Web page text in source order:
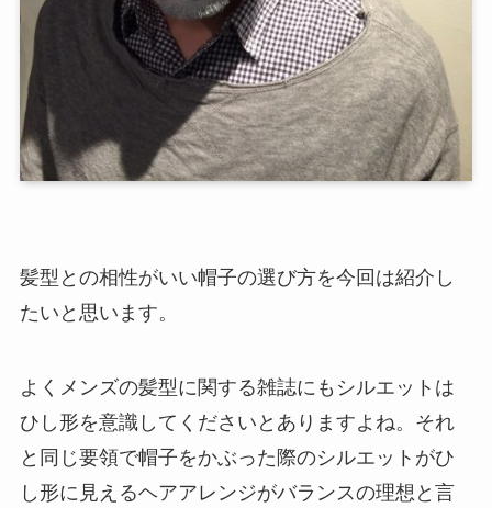
髪型との相性がいい帽子の選び方を今回は紹介し
たいと思います。
よくメンズの髪型に関する雑誌にもシルエットは
ひし形を意識してくださいとありますよね。それ
と同じ要領で帽子をかぶった際のシルエットがひ
し形に見えるヘアアレンジがバランスの理想と言